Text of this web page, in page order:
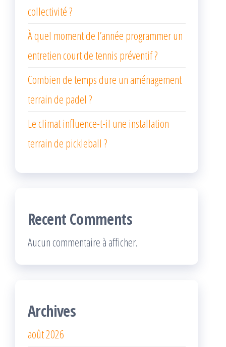
collectivité ?
À quel moment de l’année programmer un
entretien court de tennis préventif ?
Combien de temps dure un aménagement
terrain de padel ?
Le climat influence-t-il une installation
terrain de pickleball ?
Recent Comments
Aucun commentaire à afficher.
Archives
août 2026